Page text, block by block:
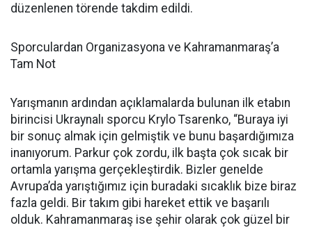
düzenlenen törende takdim edildi.
Sporculardan Organizasyona ve Kahramanmaraş’a
Tam Not
Yarışmanın ardından açıklamalarda bulunan ilk etabın
birincisi Ukraynalı sporcu Krylo Tsarenko, “Buraya iyi
bir sonuç almak için gelmiştik ve bunu başardığımıza
inanıyorum. Parkur çok zordu, ilk başta çok sıcak bir
ortamla yarışma gerçekleştirdik. Bizler genelde
Avrupa’da yarıştığımız için buradaki sıcaklık bize biraz
fazla geldi. Bir takım gibi hareket ettik ve başarılı
olduk. Kahramanmaraş ise şehir olarak çok güzel bir